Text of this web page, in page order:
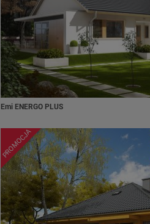
Emi ENERGO PLUS
PROMOCJA